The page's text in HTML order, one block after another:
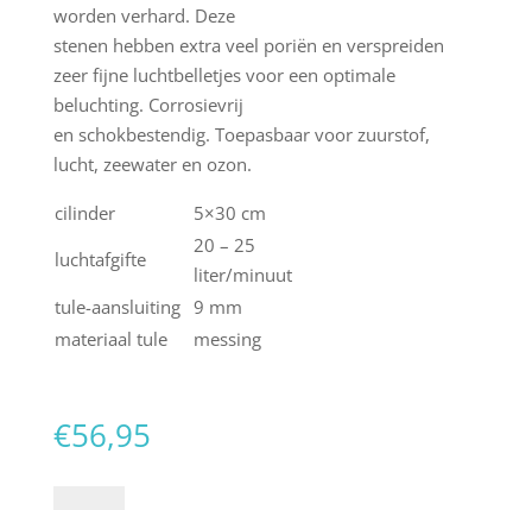
worden verhard. Deze
stenen hebben extra veel poriën en verspreiden
zeer fijne luchtbelletjes voor een optimale
beluchting. Corrosievrij
en schokbestendig. Toepasbaar voor zuurstof,
lucht, zeewater en ozon.
cilinder
5×30 cm
luchtafgifte
20 – 25
liter/minuut
tule-aansluiting 9 mm
materiaal tule
messing
€56,95